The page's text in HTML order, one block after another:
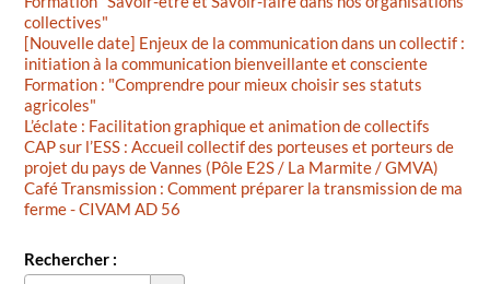
collectives"
[Nouvelle date] Enjeux de la communication dans un collectif :
initiation à la communication bienveillante et consciente
Formation : "Comprendre pour mieux choisir ses statuts
agricoles"
L’éclate : Facilitation graphique et animation de collectifs
CAP sur l’ESS : Accueil collectif des porteuses et porteurs de
projet du pays de Vannes (Pôle E2S / La Marmite / GMVA)
Café Transmission : Comment préparer la transmission de ma
ferme - CIVAM AD 56
Rechercher :